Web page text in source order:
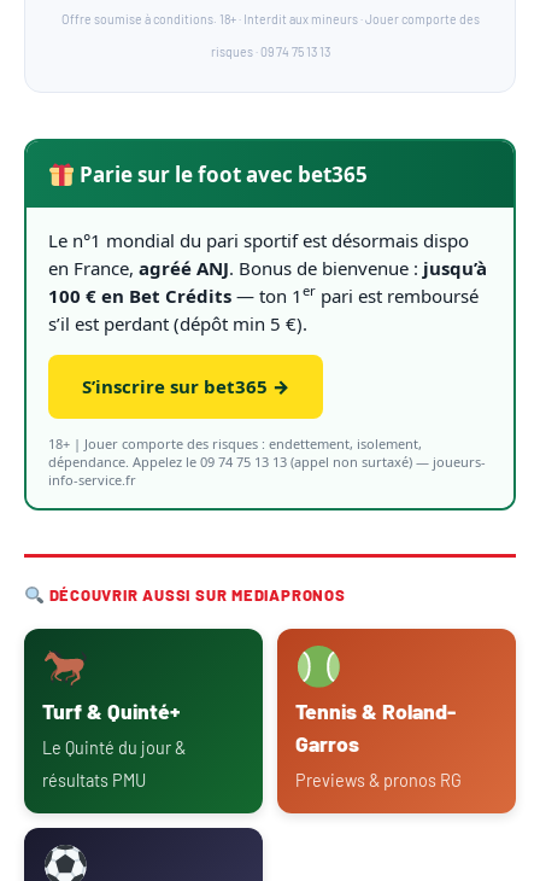
Offre soumise à conditions. 18+ · Interdit aux mineurs · Jouer comporte des
risques · 09 74 75 13 13
Parie sur le foot avec bet365
Le n°1 mondial du pari sportif est désormais dispo
en France, agréé ANJ. Bonus de bienvenue : jusqu’à
100 € en Bet Crédits — ton 1 er pari est remboursé
s’il est perdant (dépôt min 5 €).
S’inscrire sur bet365 →
18+ | Jouer comporte des risques : endettement, isolement,
dépendance. Appelez le 09 74 75 13 13 (appel non surtaxé) — joueurs-
info-service.fr
DÉCOUVRIR AUSSI SUR MEDIAPRONOS
Turf & Quinté+
Le Quinté du jour &
résultats PMU
Tennis & Roland-
Garros
Previews & pronos RG